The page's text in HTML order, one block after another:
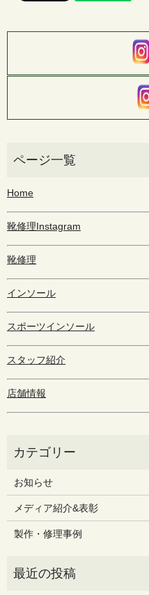
Home
靴修理Instagram
靴修理
インソール
スポーツインソール
スタッフ紹介
店舗情報
お知らせ
メディア紹介&表彰
製作・修理事例